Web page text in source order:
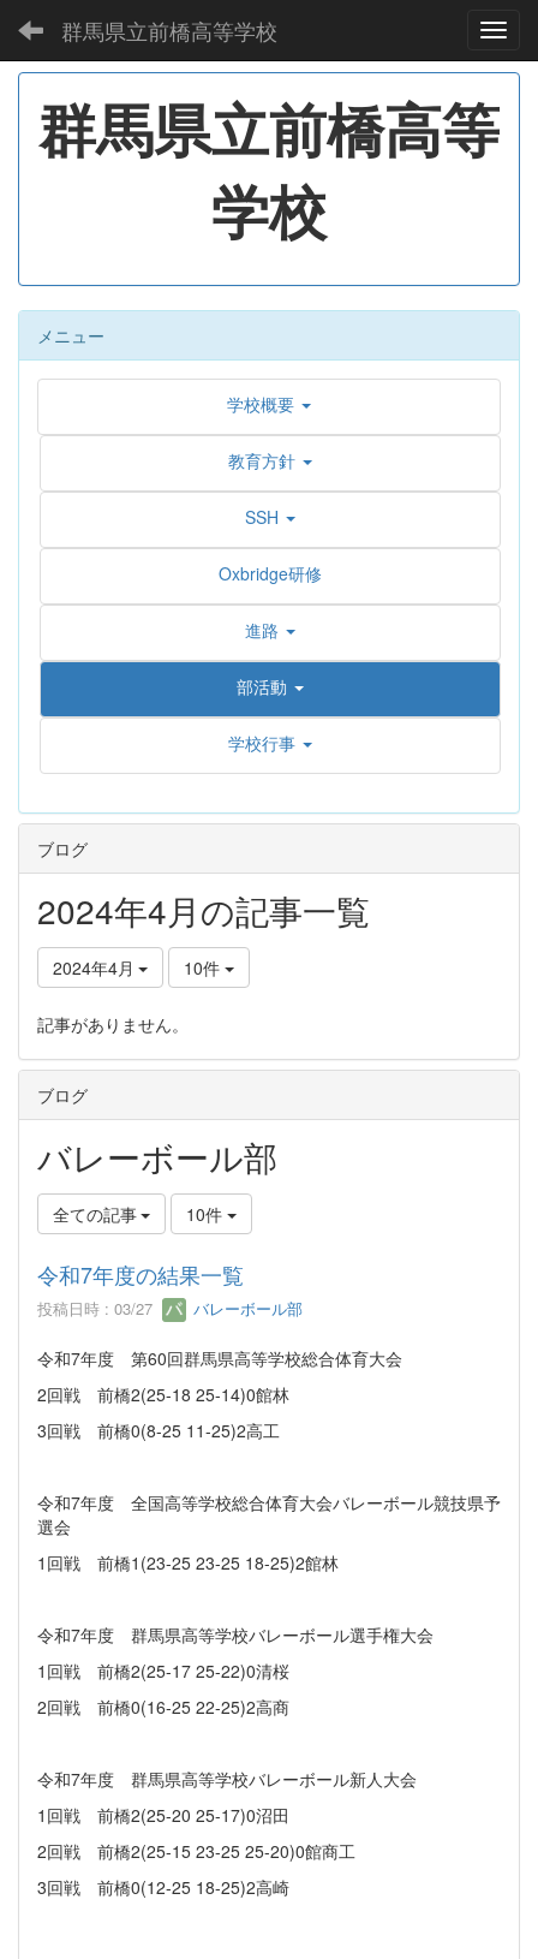
群馬県立前橋高等学校
群馬県立前橋高等
学校
メニュー
学校概要
教育方針
SSH
Oxbridge研修
進路
部活動
学校行事
ブログ
2024年4月の記事一覧
2024年4月 10件
記事がありません。
ブログ
バレーボール部
全ての記事 10件
令和7年度の結果一覧
投稿日時 : 03/27 バレーボール部
令和7年度 第60回群馬県高等学校総合体育大会
2回戦 前橋2(25-18 25-14)0館林
3回戦 前橋0(8-25 11-25)2高工
令和7年度 全国高等学校総合体育大会バレーボール競技県予
選会
1回戦 前橋1(23-25 23-25 18-25)2館林
令和7年度 群馬県高等学校バレーボール選手権大会
1回戦 前橋2(25-17 25-22)0清桜
2回戦 前橋0(16-25 22-25)2高商
令和7年度 群馬県高等学校バレーボール新人大会
1回戦 前橋2(25-20 25-17)0沼田
2回戦 前橋2(25-15 23-25 25-20)0館商工
3回戦 前橋0(12-25 18-25)2高崎